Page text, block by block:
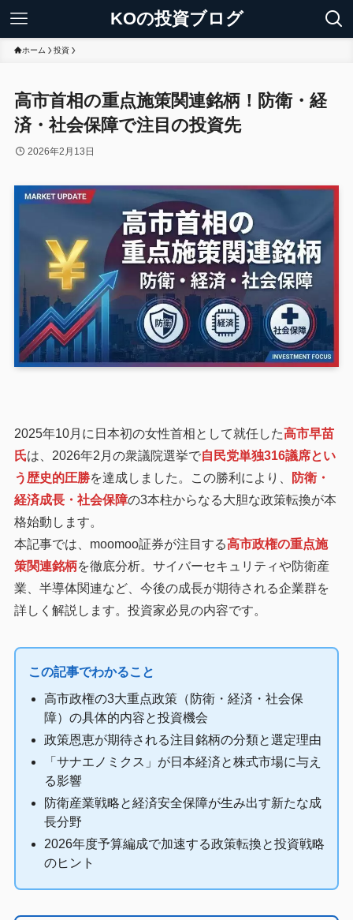
KOの投資ブログ
ホーム 投資
高市首相の重点施策関連銘柄！防衛・経
済・社会保障で注目の投資先
2026年2月13日
2025年10月に日本初の女性首相として就任した高市早苗
氏は、2026年2月の衆議院選挙で自民党単独316議席とい
う歴史的圧勝を達成しました。この勝利により、
防衛・
経済成長・社会保障の3本柱からなる大胆な政策転換が本
格始動します。
本記事では、moomoo証券が注目する高市政権の重点施
策関連銘柄を徹底分析。サイバーセキュリティや防衛産
業、半導体関連など、今後の成長が期待される企業群を
詳しく解説します。投資家必見の内容です。
この記事でわかること
高市政権の3大重点政策（防衛・経済・社会保
障）の具体的内容と投資機会
政策恩恵が期待される注目銘柄の分類と選定理由
「サナエノミクス」が日本経済と株式市場に与え
る影響
防衛産業戦略と経済安全保障が生み出す新たな成
長分野
2026年度予算編成で加速する政策転換と投資戦略
のヒント